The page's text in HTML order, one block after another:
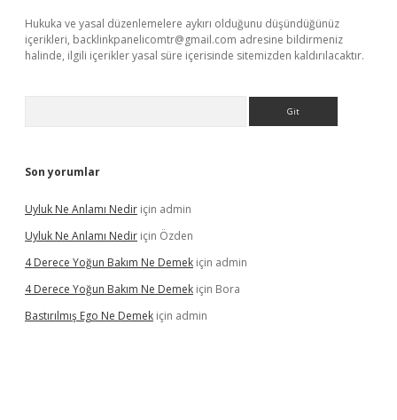
Hukuka ve yasal düzenlemelere aykırı olduğunu düşündüğünüz
içerikleri, backlinkpanelicomtr@gmail.com adresine bildirmeniz
halinde, ilgili içerikler yasal süre içerisinde sitemizden kaldırılacaktır.
Son yorumlar
Uyluk Ne Anlamı Nedir için admin
Uyluk Ne Anlamı Nedir için Özden
4 Derece Yoğun Bakım Ne Demek için admin
4 Derece Yoğun Bakım Ne Demek için Bora
Bastırılmış Ego Ne Demek için admin